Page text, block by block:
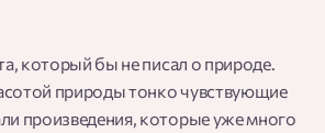
который бы не писал о природе.
природы тонко чувствующие
произведения, которые уже много